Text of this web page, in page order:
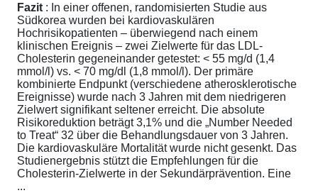
Fazit : In einer offenen, randomisierten Studie aus
Südkorea wurden bei kardiovaskulären
Hochrisikopatienten – überwiegend nach einem
klinischen Ereignis – zwei Zielwerte für das LDL-
Cholesterin gegeneinander getestet: < 55 mg/d (1,4
mmol/l) vs. < 70 mg/dl (1,8 mmol/l). Der primäre
kombinierte Endpunkt (verschiedene atherosklerotische
Ereignisse) wurde nach 3 Jahren mit dem niedrigeren
Zielwert signifikant seltener erreicht. Die absolute
Risikoreduktion beträgt 3,1% und die „Number Needed
to Treat“ 32 über die Behandlungsdauer von 3 Jahren.
Die kardiovaskuläre Mortalität wurde nicht gesenkt. Das
Studienergebnis stützt die Empfehlungen für die
Cholesterin-Zielwerte in der Sekundärprävention. Eine
...